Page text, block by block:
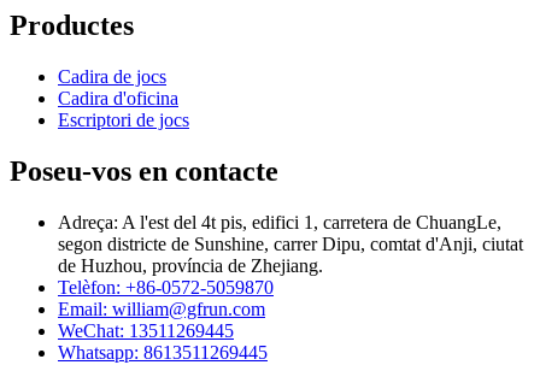
Productes
Cadira de jocs
Cadira d'oficina
Escriptori de jocs
Poseu-vos en contacte
Adreça: A l'est del 4t pis, edifici 1, carretera de ChuangLe,
segon districte de Sunshine, carrer Dipu, comtat d'Anji, ciutat
de Huzhou, província de Zhejiang.
Telèfon: +86-0572-5059870
Email: william@gfrun.com
WeChat: 13511269445
Whatsapp: 8613511269445